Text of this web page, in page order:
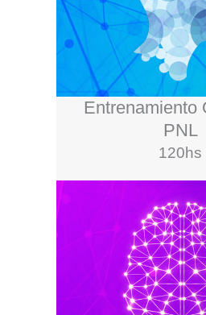
Entrenamiento
PNL
120hs